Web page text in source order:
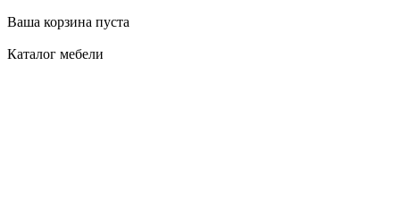
Ваша корзина пуста
Каталог мебели